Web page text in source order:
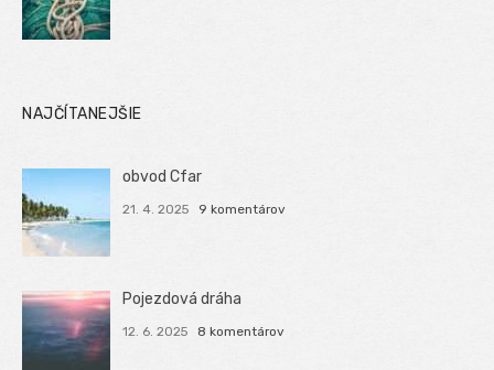
NAJČÍTANEJŠIE
obvod Cfar
21. 4. 2025 9 komentárov
Pojezdová dráha
12. 6. 2025 8 komentárov